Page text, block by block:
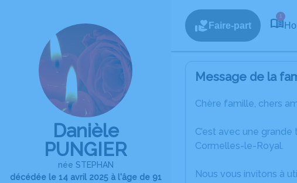
Danièle
PUNGIER
née STEPHAN
décédée le 14 avril 2025 à l'âge de 91
Faire-part
1
Message de la
Chère famille, chers
C’est avec une
Cormelles-le-Royal.
Nous vous invitons à